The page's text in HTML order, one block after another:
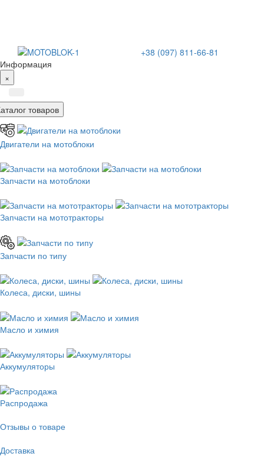
+38 (097) 811-66-81
Информация
×
товаров
Двигатели на мотоблоки
Запчасти на мотоблоки
Запчасти на мототракторы
Запчасти по типу
Колеса, диски, шины
Масло и химия
Аккумуляторы
Распродажа
Отзывы о товаре
Доставка